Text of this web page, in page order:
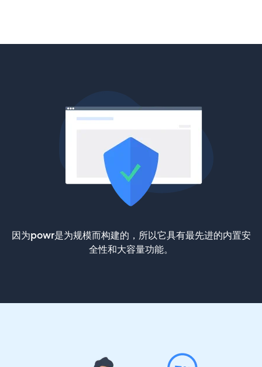
因为powr是为规模而构建的，所以它具有最先进的内置安
全性和大容量功能。